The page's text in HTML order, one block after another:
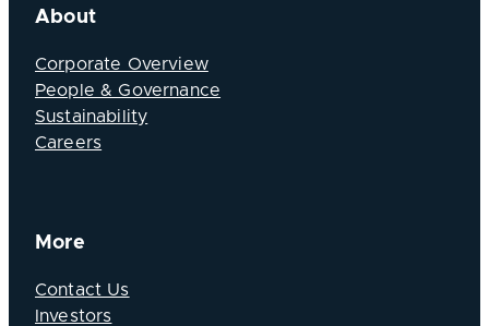
About
Corporate Overview
People & Governance
Sustainability
Careers
More
Contact Us
Investors